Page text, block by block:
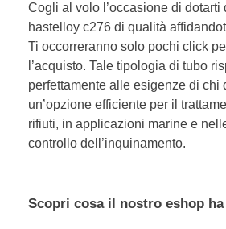
Cogli al volo l’occasione di dotarti
hastelloy c276 di qualità
Ti occorreranno solo pochi click
l’acquisto. Tale tipologia di tubo
perfettamente alle esigenze di chi
un’opzione efficiente per il
rifiuti, in applicazioni marine e
controllo dell’inquinamento.
Scopri cosa il nostro eshop